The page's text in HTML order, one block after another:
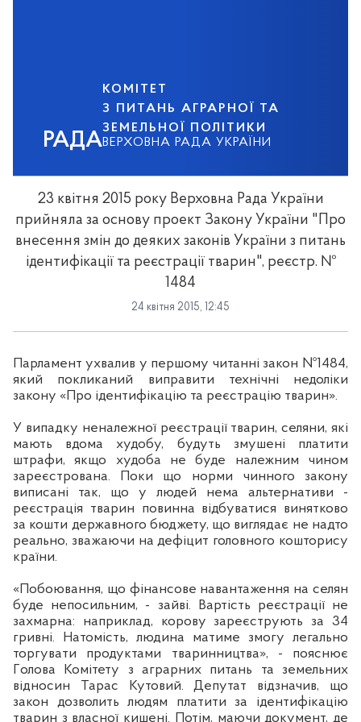
РАДА
КОМІТЕТ
З ПИТАНЬ АГРАРНОЇ ТА
ЗЕМЕЛЬНОЇ ПОЛІТИКИ
ВЕРХОВНА РАДА УКРАЇНИ
23 квітня 2015 року Верховна Рада України
прийняла за основу проект Закону України "Про
внесення змін до деяких законів України з питань
ідентифікації та реєстрації тварин", реєстр. №
1484
24 квітня 2015, 12:45
Парламент ухвалив у першому читанні закон №1484,
який покликаний виправити технічні недоліки
закону «Про ідентифікацію та реєстрацію тварин».
У випадку неналежної реєстрації тварин, селяни, які
мають вдома худобу, будуть змушені платити
штрафи, якщо худоба не буде належним чином
зареєстрована. Поки що норми чинного закону
виписані так, що у людей нема альтернативи -
реєстрація тварин повинна відбуватися винятково
за кошти державного бюджету, що виглядає не надто
реально, зважаючи на дефіцит головного кошторису
країни.
«Побоювання, що фінансове навантаження на селян
буде непосильним, - зайві. Вартість реєстрації не
захмарна: наприклад, корову зареєструють за 34
гривні. Натомість, людина матиме змогу легально
торгувати продуктами тваринництва», - пояснює
Голова Комітету з аграрних питань та земельних
відносин Тарас Кутовий. Депутат відзначив, що
закон дозволить людям платити за ідентифікацію
тварин з власної кишені. Потім, маючи документ, де